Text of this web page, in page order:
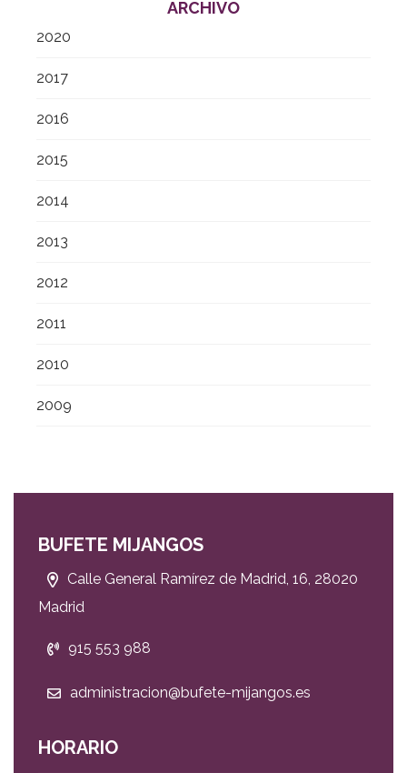
ARCHIVO
2020
2017
2016
2015
2014
2013
2012
2011
2010
2009
BUFETE MIJANGOS
Calle General Ramírez de Madrid, 16, 28020
Madrid
915 553 988
administracion@bufete-mijangos.es
HORARIO